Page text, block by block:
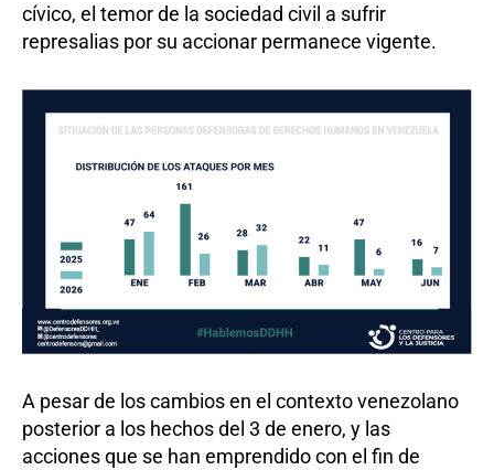
cívico, el temor de la sociedad civil a sufrir
represalias por su accionar permanece vigente.
A pesar de los cambios en el contexto venezolano
posterior a los hechos del 3 de enero, y las
acciones que se han emprendido con el fin de